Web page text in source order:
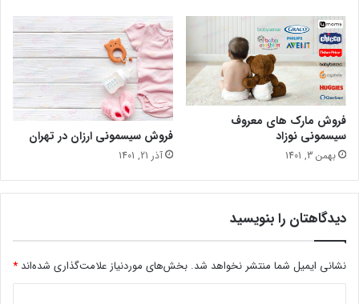
فروش مارک های معروف
سیسمونی نوزاد
بهمن 3, 1401
فروش سیسمونی ارزان در تهران
آذر 21, 1401
دیدگاهتان را بنویسید
نشانی ایمیل شما منتشر نخواهد شد. بخش‌های موردنیاز علامت‌گذاری شده‌اند *